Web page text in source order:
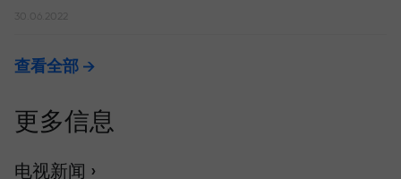
30.06.2022
查看全部
更多信息
电视新闻 ›